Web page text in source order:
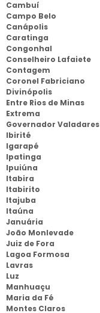
Cambuí
Campo Belo
Canápolis
Caratinga
Congonhal
Conselheiro Lafaiete
Contagem
Coronel Fabriciano
Divinópolis
Entre Rios de Minas
Extrema
Governador Valadares
Ibirité
Igarapé
Ipatinga
Ipuiúna
Itabira
Itabirito
Itajuba
Itaúna
Januária
João Monlevade
Juiz de Fora
Lagoa Formosa
Lavras
Luz
Manhuaçu
Maria da Fé
Montes Claros